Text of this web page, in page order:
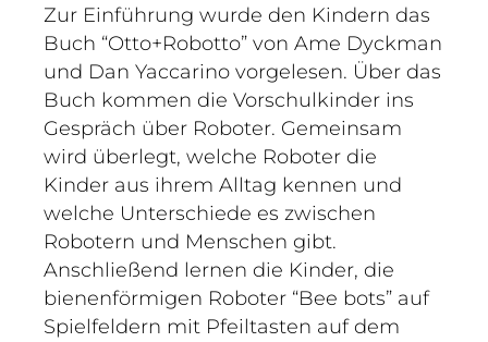
Zur Einführung wurde den Kindern das
Buch “Otto+Robotto” von Ame Dyckman
und Dan Yaccarino vorgelesen. Über das
Buch kommen die Vorschulkinder ins
Gespräch über Roboter. Gemeinsam
wird überlegt, welche Roboter die
Kinder aus ihrem Alltag kennen und
welche Unterschiede es zwischen
Robotern und Menschen gibt.
Anschließend lernen die Kinder, die
bienenförmigen Roboter “Bee bots” auf
Spielfeldern mit Pfeiltasten auf dem